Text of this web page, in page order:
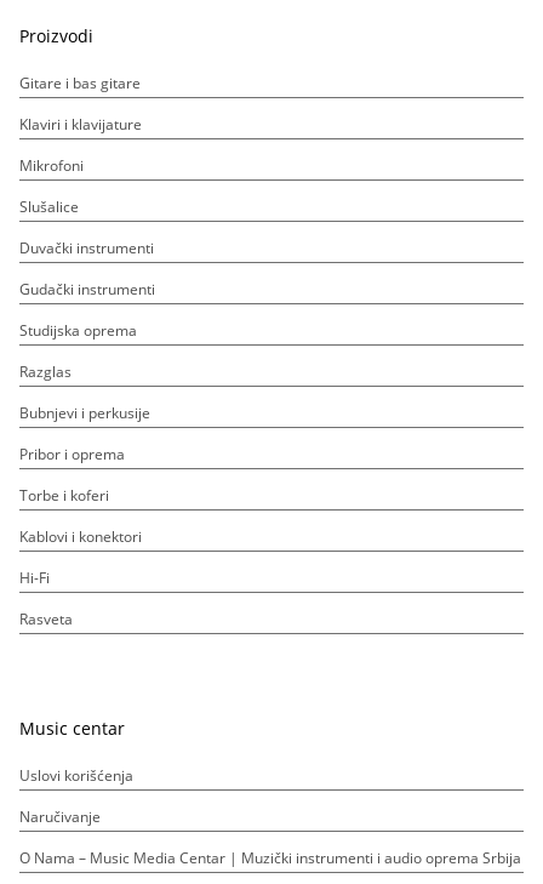
Proizvodi
Gitare i bas gitare
Klaviri i klavijature
Mikrofoni
Slušalice
Duvački instrumenti
Gudački instrumenti
Studijska oprema
Razglas
Bubnjevi i perkusije
Pribor i oprema
Torbe i koferi
Kablovi i konektori
Hi-Fi
Rasveta
Music centar
Uslovi korišćenja
Naručivanje
O Nama – Music Media Centar | Muzički instrumenti i audio oprema Srbija